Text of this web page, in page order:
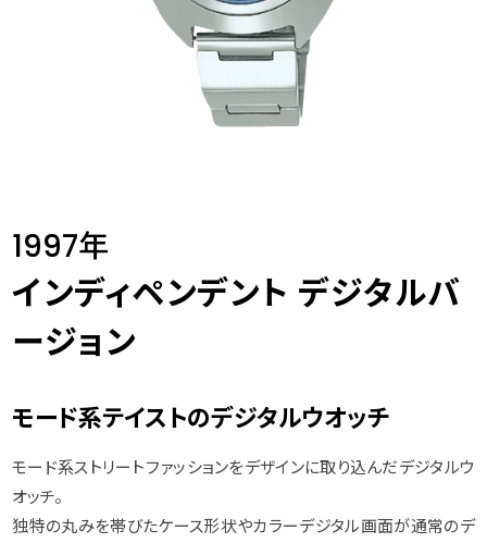
1997年
インディペンデント デジタルバ
ージョン
モード系テイストのデジタルウオッチ
モード系ストリートファッションをデザインに取り込んだデジタルウ
オッチ。
独特の丸みを帯びたケース形状やカラーデジタル画面が通常のデ